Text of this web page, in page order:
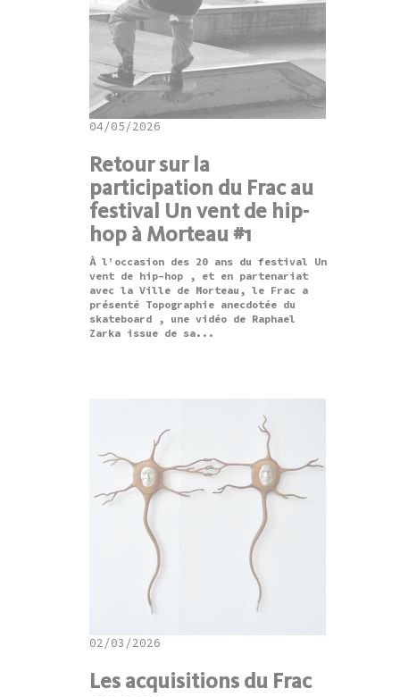
04/05/2026
Retour sur la
participation du Frac au
festival Un vent de hip-
hop à Morteau #1
À l’occasion des 20 ans du festival Un
vent de hip-hop , et en partenariat
avec la Ville de Morteau, le Frac a
présenté Topographie anecdotée du
skateboard , une vidéo de Raphael
Zarka issue de sa...
02/03/2026
Les acquisitions du Frac